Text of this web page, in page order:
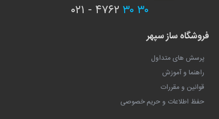
۰۲۱ - ۴۷۶۲ ۳۰ ۳۰
فروشگاه ساز سپهر
پرسش های متداول
راهنما و آموزش
قوانین و مقررات
حفظ اطلاعات و حریم خصوصی